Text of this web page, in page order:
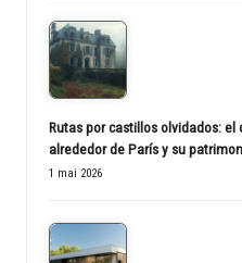
Rutas por castillos olvidados:
alrededor de París y su
1 mai 2026